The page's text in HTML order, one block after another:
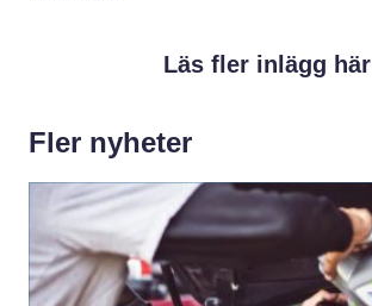
Läs fler inlägg här
Fler nyheter